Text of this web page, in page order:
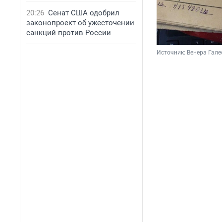
20:26 Сенат США одобрил
законопроект об ужесточении
санкций против России
Источник: Венера